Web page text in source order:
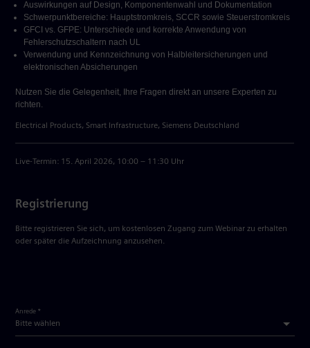
Auswirkungen auf Design, Komponentenwahl und Dokumentation
Schwerpunktbereiche: Hauptstromkreis, SCCR sowie Steuerstromkreis
GFCI vs. GFPE: Unterschiede und korrekte Anwendung von
Fehlerschutzschaltern nach UL
Verwendung und Kennzeichnung von Halbleitersicherungen und
elektronischen Absicherungen
Nutzen Sie die Gelegenheit, Ihre Fragen direkt an unsere Experten zu
richten.
Electrical Products, Smart Infrastructure, Siemens Deutschland
Live-Termin: 15. April 2026, 10:00 – 11:30 Uhr
Registrierung
Bitte registrieren Sie sich, um kostenlosen Zugang zum Webinar zu erhalten
oder später die Aufzeichnung anzusehen.
Anrede *